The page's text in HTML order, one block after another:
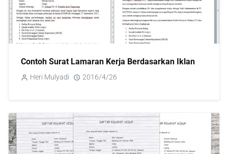
Contoh Surat Lamaran Kerja Berdasarkan Iklan
Heri Mulyadi 2016/4/26